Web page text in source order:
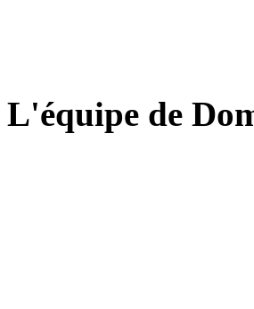
L'équipe de